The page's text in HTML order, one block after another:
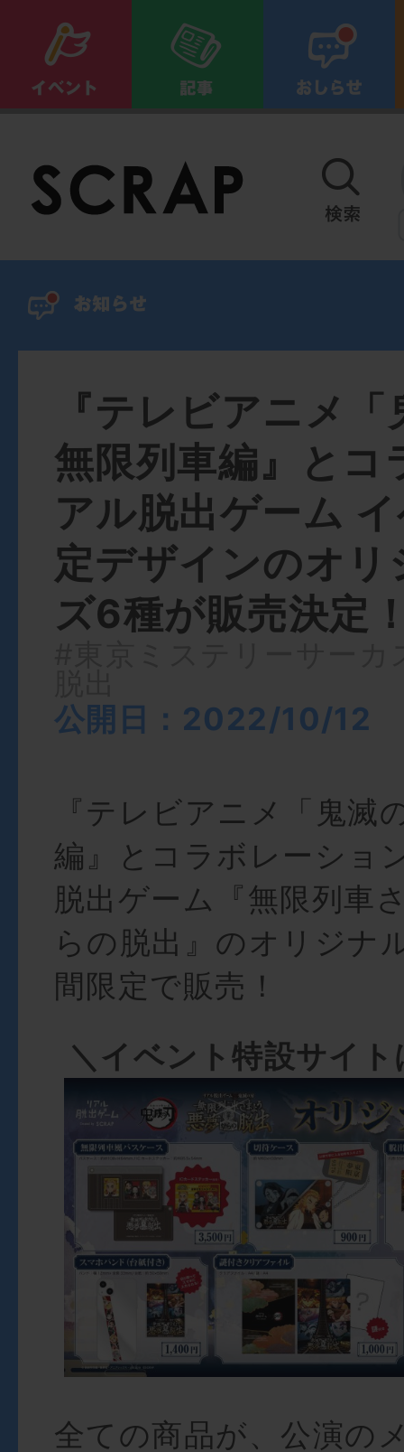
『テレビアニメ
無限列車編』とコ
アル脱出ゲーム
定デザインのオリ
ズ6種が販売決定
公開日：2022/10/12
『テレビアニメ「鬼滅
編』とコラボレーショ
脱出ゲーム『無限列車
らの脱出』のオリジナ
間限定で販売！
＼イベント特設サイト
全ての商品が、公演の